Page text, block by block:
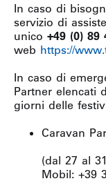
In caso di
servizio di
unico +49 (0) 89
web https://
In caso di
Partner elencati
giorni delle
Caravan
(dal 27 al
Mobil: +39